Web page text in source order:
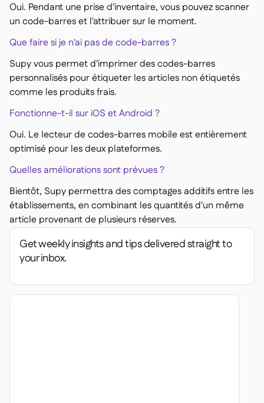
Oui. Pendant une prise d'inventaire, vous pouvez scanner
un code-barres et l'attribuer sur le moment.
Que faire si je n'ai pas de code-barres ?
Supy vous permet d'imprimer des codes-barres
personnalisés pour étiqueter les articles non étiquetés
comme les produits frais.
Fonctionne-t-il sur iOS et Android ?
Oui. Le lecteur de codes-barres mobile est entièrement
optimisé pour les deux plateformes.
Quelles améliorations sont prévues ?
Bientôt, Supy permettra des comptages additifs entre les
établissements, en combinant les quantités d'un même
article provenant de plusieurs réserves.
Get weekly insights and tips delivered straight to
your inbox.